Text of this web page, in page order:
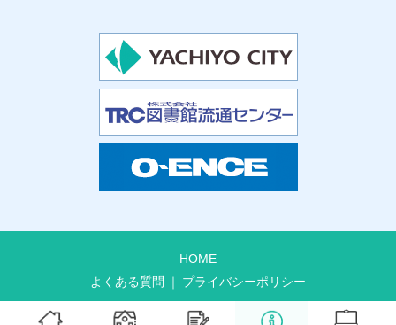
HOME
よくある質問
プライバシーポリシー